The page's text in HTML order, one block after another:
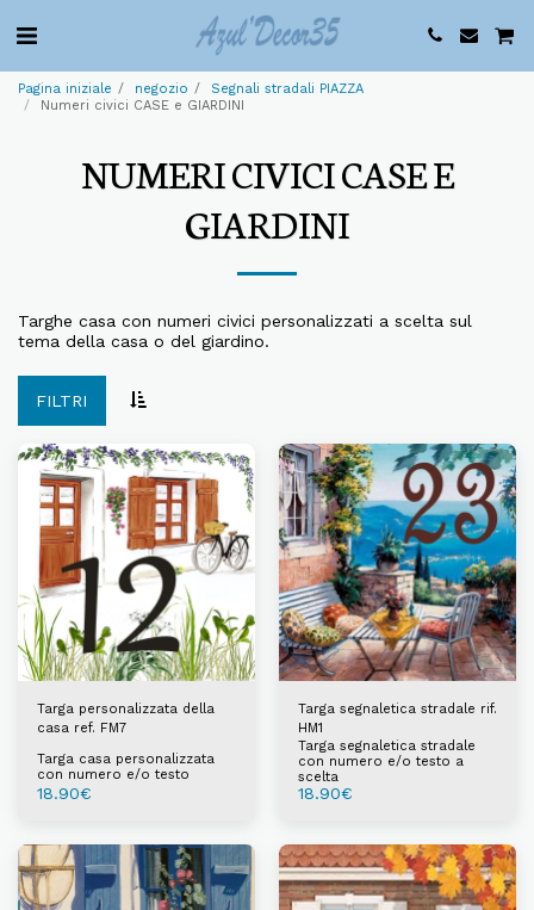
Pagina iniziale negozio
Segnali stradali PIAZZA
Numeri civici CASE e GIARDINI
NUMERI CIVICI CASE E
GIARDINI
Targhe casa con numeri civici personalizzati a scelta sul
tema della casa o del giardino.
FILTRI
Targa personalizzata della
casa ref. FM7
Targa casa personalizzata
con numero e/o testo
18.90€
Targa segnaletica stradale rif.
HM1
Targa segnaletica stradale
con numero e/o testo a
scelta
18.90€